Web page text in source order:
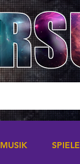
MUSIK SPIELE